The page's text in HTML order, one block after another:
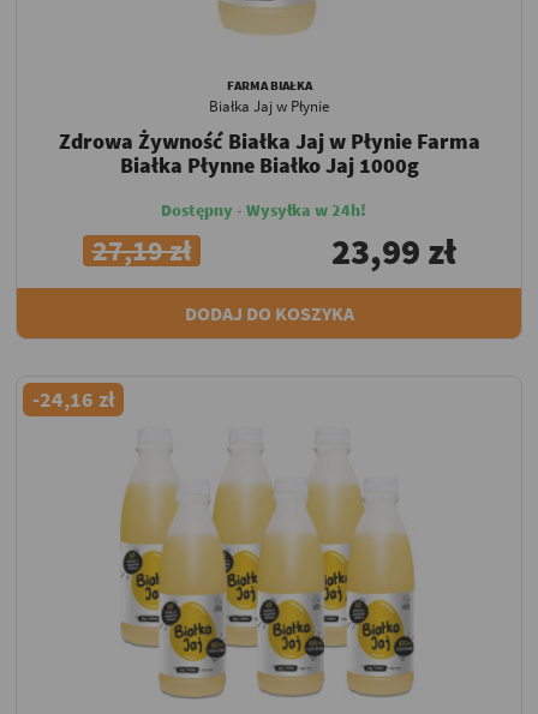
FARMA BIAŁKA
Białka Jaj w Płynie
Zdrowa Żywność Białka Jaj w Płynie Farma
Białka Płynne Białko Jaj 1000g
Dostępny - Wysyłka w 24h!
27,19 zł 23,99 zł
DODAJ DO KOSZYKA
-24,16 zł